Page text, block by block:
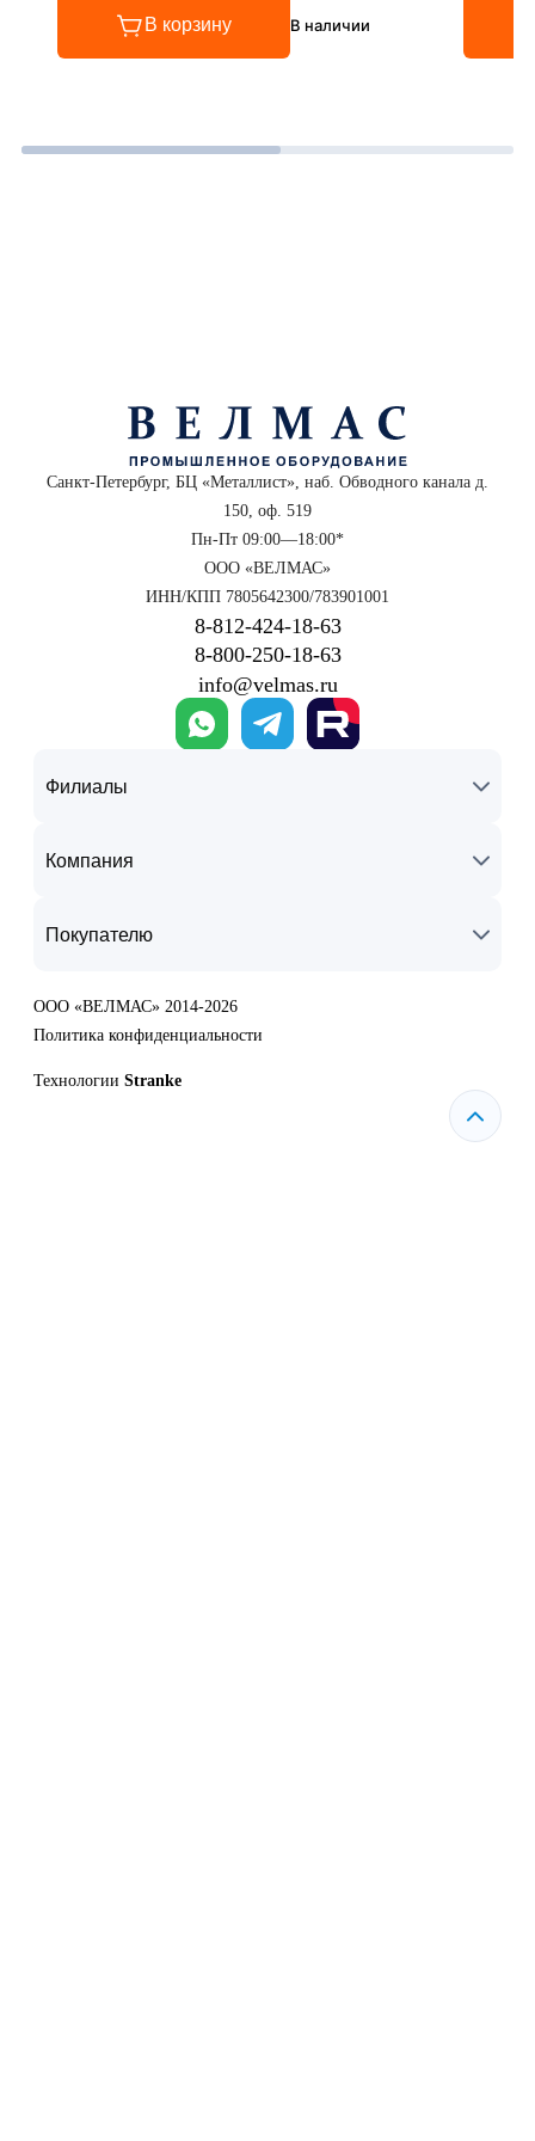
В корзину В наличии
Санкт-Петербург, БЦ «Металлист», наб. Обводного канала д.
150, оф. 519
Пн-Пт 09:00—18:00*
ООО «ВЕЛМАС»
ИНН/КПП 7805642300/783901001
8‑812‑424‑18‑63
8‑800‑250‑18‑63
info@velmas.ru
Филиалы
Компания
Покупателю
ООО «ВЕЛМАС» 2014-2026
Политика конфиденциальности
Технологии Stranke